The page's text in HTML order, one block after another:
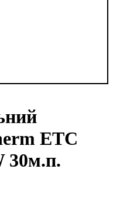
ETC
30м.п.